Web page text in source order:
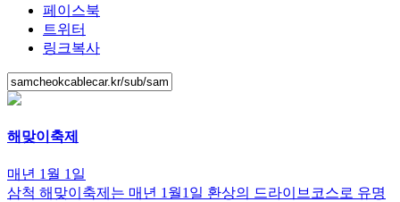
페이스북
트위터
링크복사
해맞이축제
매년 1월 1일
삼척 해맞이축제는 매년 1월1일 환상의 드라이브코스로 유명